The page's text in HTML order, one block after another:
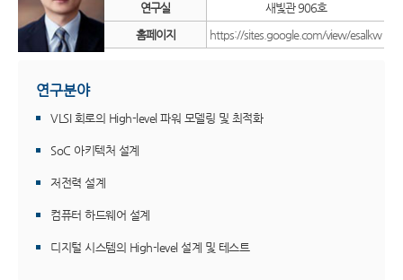
연구실
새빛관 906호
홈페이지
https://sites.google.com/view/esalkw
연구분야
VLSI 회로의 High-level 파워 모델링 및 최적화
SoC 아키텍처 설계
저전력 설계
컴퓨터 하드웨어 설계
디지털 시스템의 High-level 설계 및 테스트